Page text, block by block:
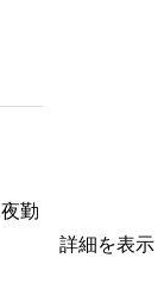
勤
詳細を表示